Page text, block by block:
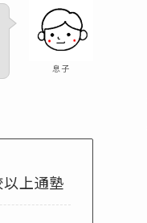
息子
上通塾